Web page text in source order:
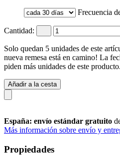
Frecuencia
Cantidad:
Solo quedan 5 unidades de este
nueva remesa está en camino! La
piden más unidades de este producto.
Añadir a la cesta
España: envío estándar gratuito
Más información sobre envío y
Propiedades